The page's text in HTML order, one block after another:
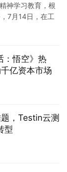
神学习教育，根
7月14日，在工
：悟空》热
亿资本市场
，Testin云测
型